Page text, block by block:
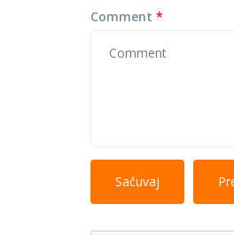
Comment *
allowed.
Web page